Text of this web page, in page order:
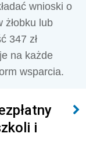
wnioski o
żłobku lub
347 zł
na każde
wsparcia.
i